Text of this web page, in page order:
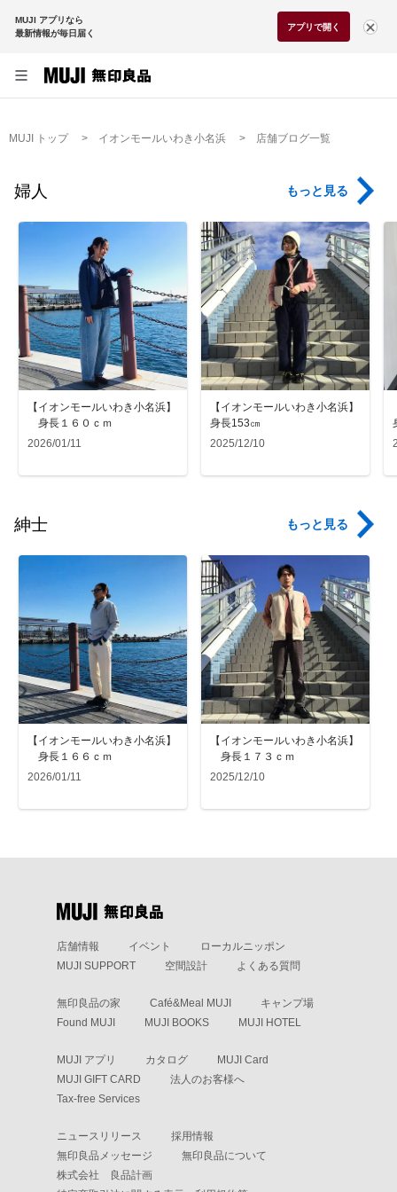
MUJI アプリなら
最新情報が毎日届く
アプリで開く
MUJI トップ イオンモールいわき小名浜 店舗ブログ一覧
婦人 もっと見る
【イオンモールいわき小名浜】
身長１６０ｃｍ
2026/01/11
【イオンモールいわき小名浜】
身長153㎝
2025/12/10
紳士 もっと見る
【イオンモールいわき小名浜】
身長１６６ｃｍ
2026/01/11
【イオンモールいわき小名浜】
身長１７３ｃｍ
2025/12/10
店舗情報 イベント
ローカルニッポン
MUJI SUPPORT
空間設計 よくある質問
無印良品の家 Café&Meal MUJI
キャンプ場
Found MUJI
MUJI BOOKS MUJI HOTEL
MUJI アプリ カタログ
MUJI Card
MUJI GIFT CARD
法人のお客様へ
Tax-free Services
ニュースリリース
採用情報
無印良品メッセージ
無印良品について
株式会社 良品計画